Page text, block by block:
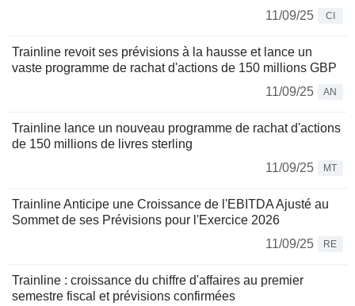
11/09/25
CI
Trainline revoit ses prévisions à la hausse et lance un
vaste programme de rachat d'actions de 150 millions GBP
11/09/25
AN
Trainline lance un nouveau programme de rachat d'actions
de 150 millions de livres sterling
11/09/25
MT
Trainline Anticipe une Croissance de l'EBITDA Ajusté au
Sommet de ses Prévisions pour l'Exercice 2026
11/09/25
RE
Trainline : croissance du chiffre d'affaires au premier
semestre fiscal et prévisions confirmées